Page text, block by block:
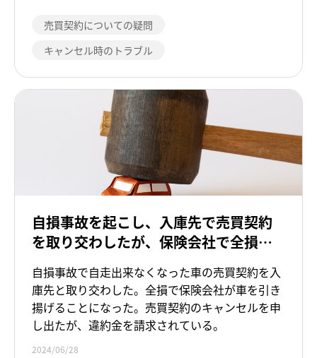
売買契約についての疑問
キャンセル時のトラブル
自損事故を起こし、入庫先で売買契約
を取り交わしたが、保険会社で全損認
定され車が引き揚げられることになっ
た。売買契約のキャンセルを申し出た
が、違約金を請求されている。
自損事故で自走出来なくなった車の売買契約を入
庫先と取り交わした。全損で保険会社が車を引き
揚げることになった。売買契約のキャンセルを申
し出たが、違約金を請求されている。
2024/06/28